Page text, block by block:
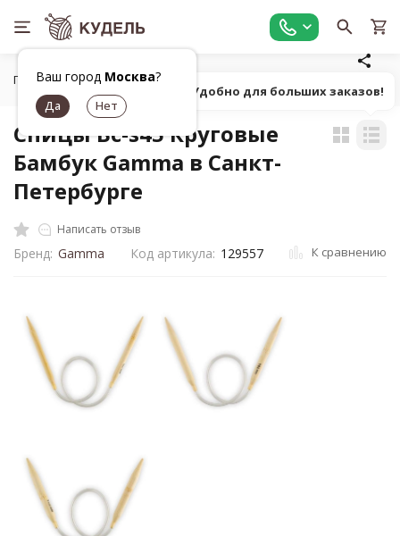
Ваш город Москва?
Главная Все для вязания
Спицы Bc-s45 Круговые
Бамбук Gamma в Санкт-
Петербурге
Написать отзыв
Бренд: Gamma Код артикула: 129557 К сравнению
Попробуй! Удобно для больших заказов!